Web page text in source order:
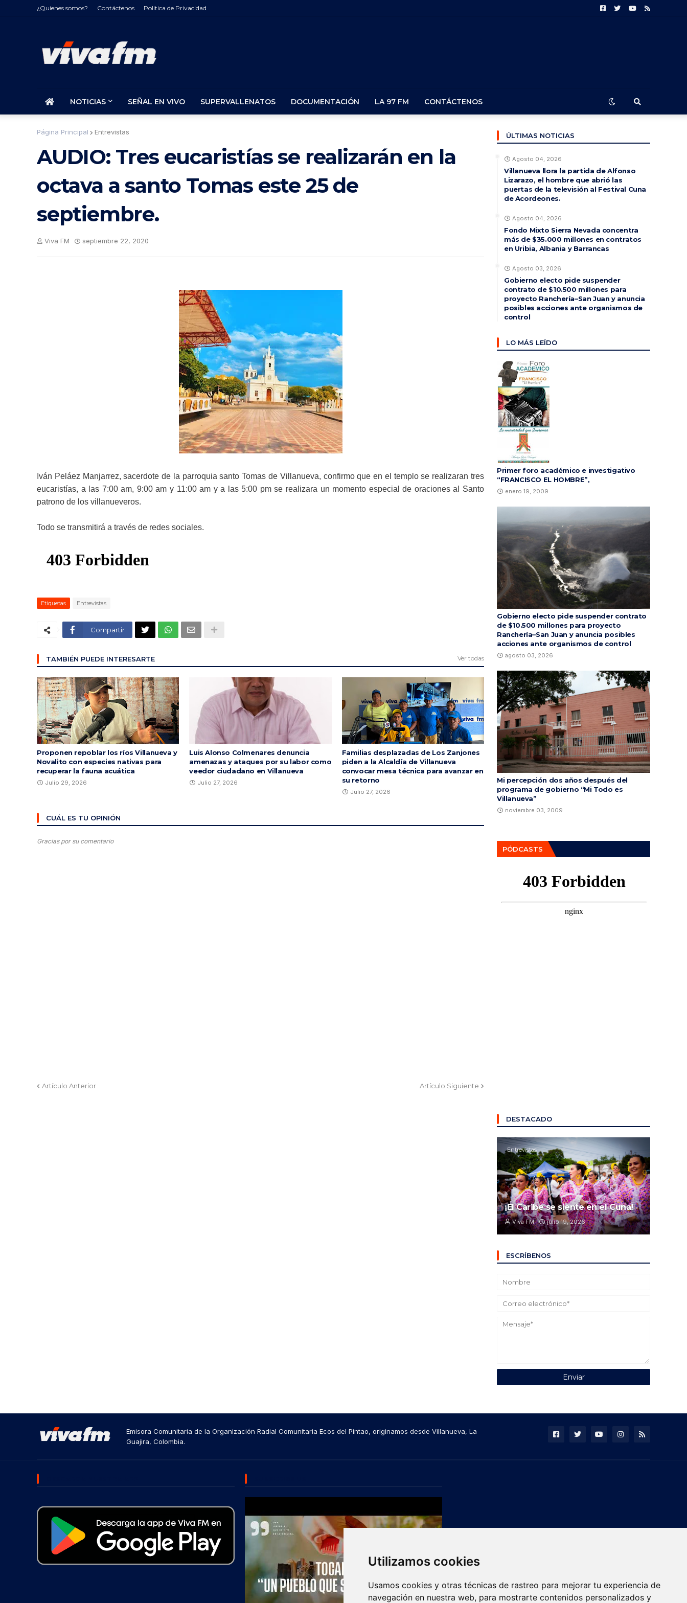
Utilizamos cookies
Usamos cookies y otras técnicas de rastreo para mejorar tu experiencia de
navegación en nuestra web, para mostrarte contenidos personalizados y
¿Quienes somos? Contáctenos Politica de Privacidad
NOTICIAS SEÑAL EN VIVO SUPERVALLENATOS DOCUMENTACIÓN LA 97 FM CONTÁCTENOS
Página Principal Entrevistas
AUDIO: Tres eucaristías se realizarán en la
octava a santo Tomas este 25 de
septiembre.
Viva FM septiembre 22, 2020
Iván Peláez Manjarrez, sacerdote de la parroquia santo Tomas de Villanueva, confirmo que en el templo se realizaran tres
eucaristías, a las 7:00 am, 9:00 am y 11:00 am y a las 5:00 pm se realizara un momento especial de oraciones al Santo
patrono de los villanueveros.
Todo se transmitirá a través de redes sociales.
Etiquetas Entrevistas
Compartir
TAMBIÉN PUEDE INTERESARTE Ver todas
Proponen repoblar los ríos Villanueva y
Novalito con especies nativas para
recuperar la fauna acuática
Julio 29, 2026
Luis Alonso Colmenares denuncia
amenazas y ataques por su labor como
veedor ciudadano en Villanueva
Julio 27, 2026
Familias desplazadas de Los Zanjones
piden a la Alcaldía de Villanueva
convocar mesa técnica para avanzar en
su retorno
Julio 27, 2026
CUÁL ES TU OPINIÓN
Gracias por su comentario
Artículo Anterior Artículo Siguiente
ÚLTIMAS NOTICIAS
Agosto 04, 2026
Villanueva llora la partida de Alfonso
Lizarazo, el hombre que abrió las
puertas de la televisión al Festival Cuna
de Acordeones.
Agosto 04, 2026
Fondo Mixto Sierra Nevada concentra
más de $35.000 millones en contratos
en Uribia, Albania y Barrancas
Agosto 03, 2026
Gobierno electo pide suspender
contrato de $10.500 millones para
proyecto Ranchería–San Juan y anuncia
posibles acciones ante organismos de
control
LO MÁS LEÍDO
Primer foro académico e investigativo
“FRANCISCO EL HOMBRE”,
enero 19, 2009
Gobierno electo pide suspender contrato
de $10.500 millones para proyecto
Ranchería–San Juan y anuncia posibles
acciones ante organismos de control
agosto 03, 2026
Mi percepción dos años después del
programa de gobierno “Mi Todo es
Villanueva”
noviembre 03, 2009
PÓDCASTS
DESTACADO
Entrevistas
¡El Caribe se siente en el Cuna!
Viva FM julio 19, 2026
ESCRÍBENOS
Emisora Comunitaria de la Organización Radial Comunitaria Ecos del Pintao, originamos desde Villanueva, La
Guajira, Colombia.